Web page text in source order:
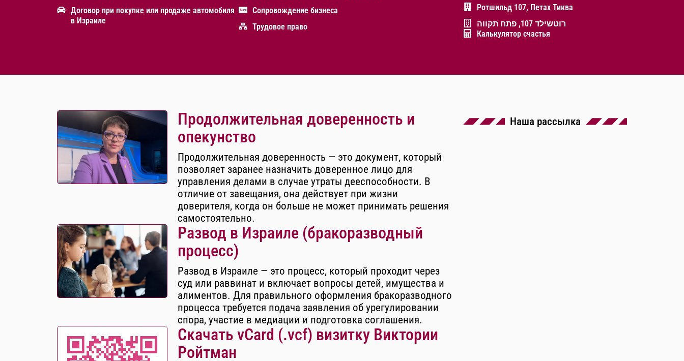
Договор при покупке или продаже автомобиля
в Израиле
Сопровождение бизнеса
Трудовое право
Ротшильд 107, Петах Тиква
רוטשילד 107, פתח תקווה
Калькулятор счастья
Продолжительная доверенность и
опекунство
Продолжительная доверенность — это документ, который
позволяет заранее назначить доверенное лицо для
управления делами в случае утраты дееспособности. В
отличие от завещания, она действует при жизни
доверителя, когда он больше не может принимать решения
самостоятельно.
Развод в Израиле (бракоразводный
процесс)
Развод в Израиле — это процесс, который проходит через
суд или раввинат и включает вопросы детей, имущества и
алиментов. Для правильного оформления бракоразводного
процесса требуется подача заявления об урегулировании
спора, участие в медиации и подготовка соглашения.
Скачать vCard (.vcf) визитку Виктории
Ройтман
Наша рассылка